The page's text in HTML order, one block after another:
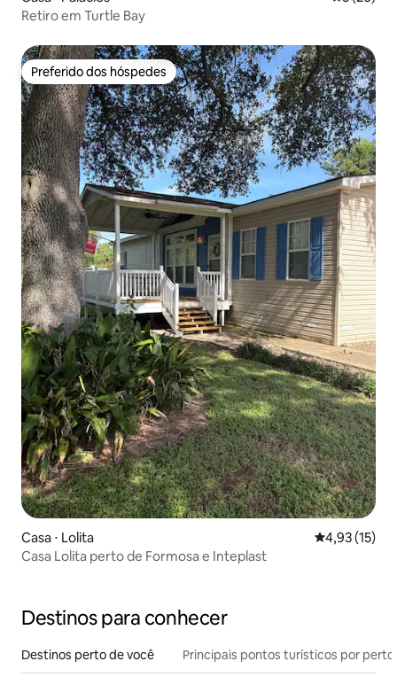
Retiro em Turtle Bay
Preferido dos hóspedes
Preferido dos hóspedes
Casa ⋅ Lolita 4,93 de uma
4,93 (15)
Casa Lolita perto de Formosa e Inteplast
Destinos para conhecer
Destinos perto de você Principais pontos turísticos por perto